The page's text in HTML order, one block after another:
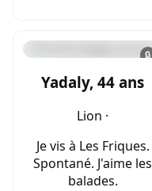
🔒
Yadaly, 44 ans
Lion ·
Je vis à Les Friques.
Spontané. J'aime les
balades.